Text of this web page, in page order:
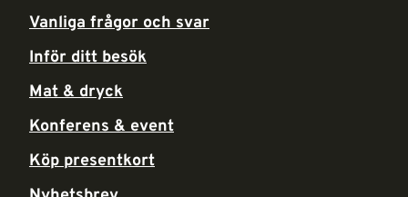
Vanliga frågor och svar
Inför ditt besök
Mat & dryck
Konferens & event
Köp presentkort